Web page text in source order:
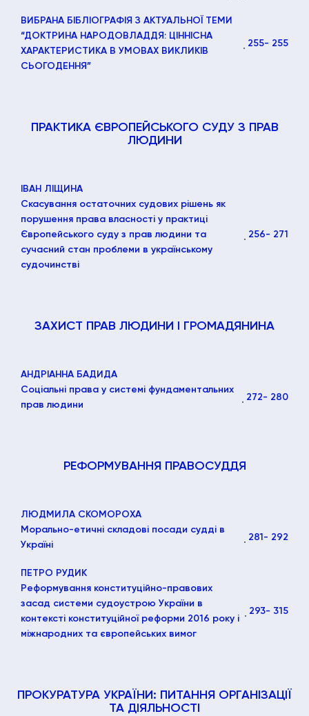
ВИБРАНА БІБЛІОГРАФІЯ З АКТУАЛЬНОЇ ТЕМИ
“ДОКТРИНА НАРОДОВЛАДДЯ: ЦІННІСНА
ХАРАКТЕРИСТИКА В УМОВАХ ВИКЛИКІВ
СЬОГОДЕННЯ”
255- 255
ПРАКТИКА ЄВРОПЕЙСЬКОГО СУДУ З ПРАВ
ЛЮДИНИ
ІВАН ЛІЩИНА
Скасування остаточних судових рішень як
порушення права власності у практиці
Європейського суду з прав людини та
сучасний стан проблеми в українському
судочинстві
256- 271
ЗАХИСТ ПРАВ ЛЮДИНИ І ГРОМАДЯНИНА
АНДРІАННА БАДИДА
Соціальні права у системі фундаментальних
прав людини
272- 280
РЕФОРМУВАННЯ ПРАВОСУДДЯ
ЛЮДМИЛА СКОМОРОХА
Морально-етичні складові посади судді в
Україні
281 - 292
ПЕТРО РУДИК
Реформування конституційно-правових
засад системи судоустрою України в
контексті конституційної реформи 2016 року і
міжнародних та європейських вимог
293- 315
ПРОКУРАТУРА УКРАЇНИ: ПИТАННЯ ОРГАНІЗАЦІЇ
ТА ДІЯЛЬНОСТІ